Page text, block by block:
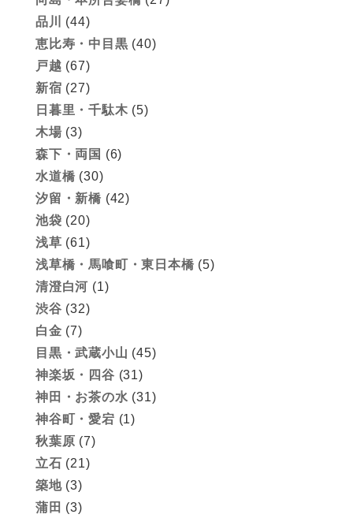
品川
(44)
恵比寿・中目黒 (40)
戸越 (67)
新宿 (27)
日暮里・千駄木 (5)
木場 (3)
森下・両国 (6)
水道橋 (30)
汐留・新橋 (42)
池袋 (20)
浅草 (61)
浅草橋・馬喰町・東日本橋 (5)
清澄白河 (1)
渋谷 (32)
白金 (7)
目黒・武蔵小山 (45)
神楽坂・四谷 (31)
神田・お茶の水 (31)
神谷町・愛宕 (1)
秋葉原 (7)
立石 (21)
築地(3)
蒲田 (3)